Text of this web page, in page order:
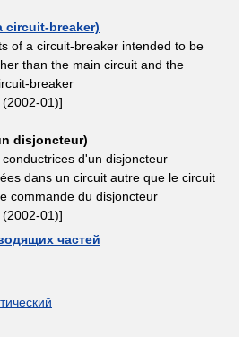
circuit-breaker)
of a circuit-breaker intended to be
than the main circuit and the
breaker
01)]
disjoncteur)
d'un disjoncteur
dans un circuit autre que le circuit
commande du disjoncteur
01)]
частей